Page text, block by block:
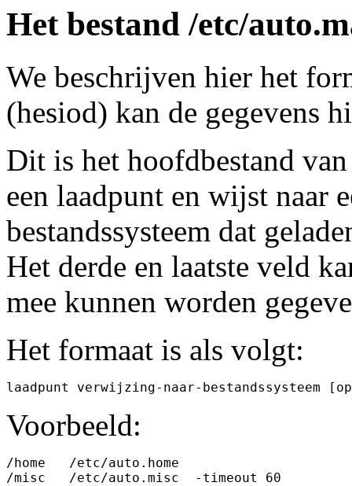
Het bestand /etc/
We beschrijven hier het
(hesiod) kan de gegevens
Dit is het hoofdbestand
een laadpunt en wijst naar
bestandssysteem dat
Het derde en laatste veld
mee kunnen worden
Het formaat is als volgt:
Voorbeeld:
/home	/etc/auto.home
/misc	/etc/auto.misc	-timeout 60